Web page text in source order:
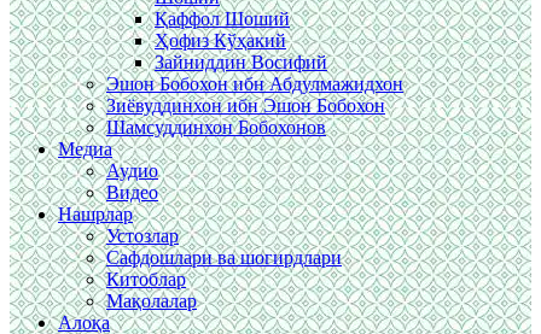
Қаффол Шоший
Ҳофиз Кўҳакий
Зайниддин Восифий
Эшон Бобохон ибн Абдулмажидхон
Зиёвуддинхон ибн Эшон Бобохон
Шамсуддинхон Бобохонов
Медиа
Аудио
Видео
Нашрлар
Устозлар
Сафдошлари ва шогирдлари
Китоблар
Мақолалар
Алоқа